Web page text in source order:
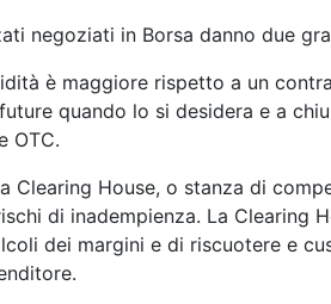
negoziati in Borsa danno due
è maggiore rispetto a un
quando lo si desidera e a
OTC.
Clearing House, o stanza di
di inadempienza. La Clearing
dei margini e di riscuotere e